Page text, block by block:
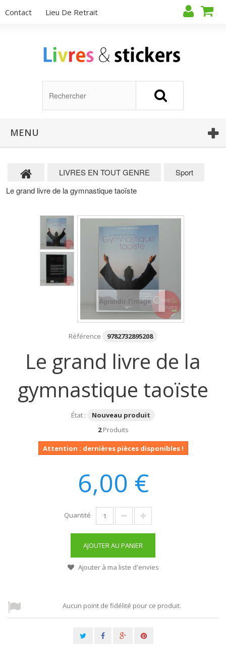
Contact Lieu De Retrait
MENU
LIVRES EN TOUT GENRE
Sport
Le grand livre de la gymnastique taoïste
Agrandir l'image
Référence 9782732895208
Le grand livre de la
gymnastique taoïste
État :
Nouveau produit
2 Produits
Attention : dernières pièces disponibles !
6,00 €
Quantité
AJOUTER AU PANIER
Ajouter à ma liste d'envies
Aucun point de fidélité pour ce produit.